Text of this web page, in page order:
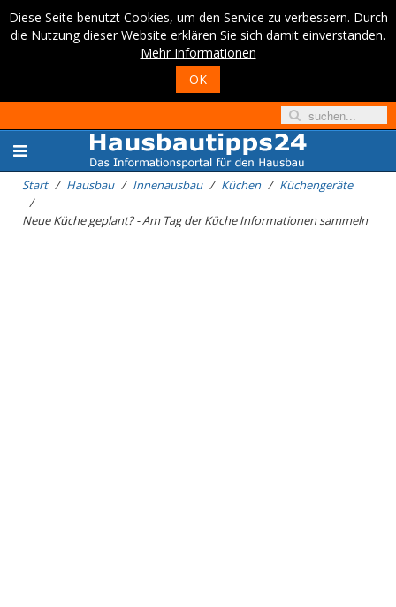
Diese Seite benutzt Cookies, um den Service zu verbessern. Durch
die Nutzung dieser Website erklären Sie sich damit einverstanden.
Mehr Informationen
OK
Start Hausbau Innenausbau Küchen Küchengeräte
Neue Küche geplant? - Am Tag der Küche Informationen sammeln